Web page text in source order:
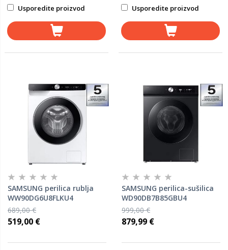
Usporedite proizvod Usporedite proizvod
SAMSUNG perilica rublja
WW90DG6U8FLKU4
689,00 €
519,00 €
SAMSUNG perilica-sušilica
WD90DB7B85GBU4
999,00 €
879,99 €